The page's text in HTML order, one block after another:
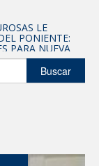
alimentarios
MENTAL DE
PSICOLÓGICAS
acciones para
y la
Buscar